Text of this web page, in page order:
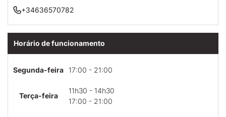
+34636570782
Horário de funcionamento
Segunda-feira 17:00 - 21:00
Terça-feira
11h30 - 14h30
17:00 - 21:00